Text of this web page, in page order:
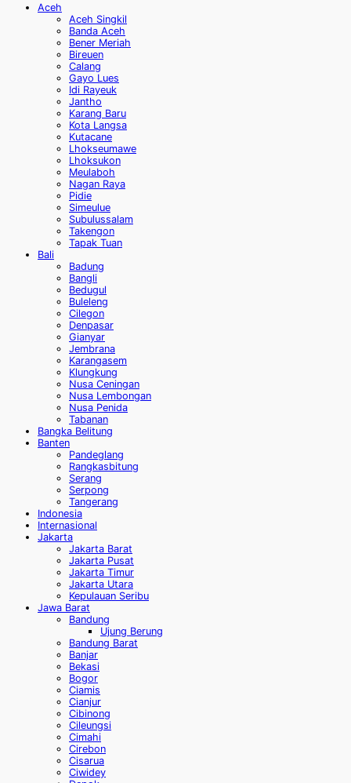
Aceh
Aceh Singkil
Banda Aceh
Bener Meriah
Bireuen
Calang
Gayo Lues
Idi Rayeuk
Jantho
Karang Baru
Kota Langsa
Kutacane
Lhokseumawe
Lhoksukon
Meulaboh
Nagan Raya
Pidie
Simeulue
Subulussalam
Takengon
Tapak Tuan
Bali
Badung
Bangli
Bedugul
Buleleng
Cilegon
Denpasar
Gianyar
Jembrana
Karangasem
Klungkung
Nusa Ceningan
Nusa Lembongan
Nusa Penida
Tabanan
Bangka Belitung
Banten
Pandeglang
Rangkasbitung
Serang
Serpong
Tangerang
Indonesia
Internasional
Jakarta
Jakarta Barat
Jakarta Pusat
Jakarta Timur
Jakarta Utara
Kepulauan Seribu
Jawa Barat
Bandung
Ujung Berung
Bandung Barat
Banjar
Bekasi
Bogor
Ciamis
Cianjur
Cibinong
Cileungsi
Cimahi
Cirebon
Cisarua
Ciwidey